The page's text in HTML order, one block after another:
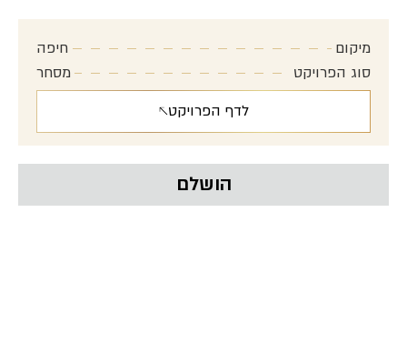
מיקום
חיפה
סוג הפרויקט
מסחר
לדף הפרויקט
הושלם